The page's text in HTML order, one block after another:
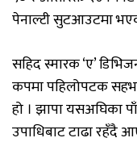
पेनाल्टी सुटआउटमा
सहिद स्मारक ‘ए’
कपमा पहिलोपटक
हो । झापा यसअघिका
उपाधिबाट टाढा रहँदै